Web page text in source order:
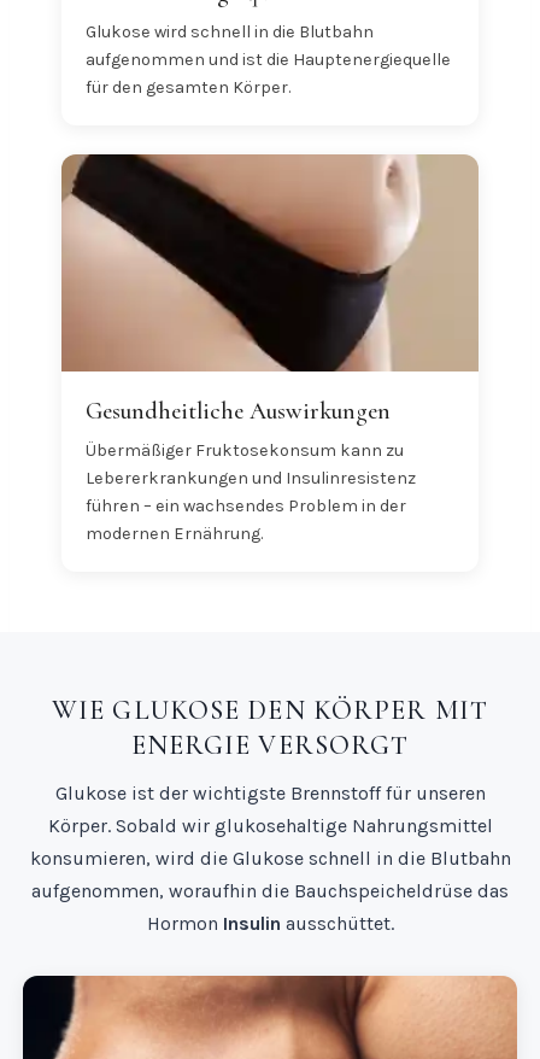
Glukose wird schnell in die Blutbahn
aufgenommen und ist die Hauptenergiequelle
für den gesamten Körper.
Gesundheitliche Auswirkungen
Übermäßiger Fruktosekonsum kann zu
Lebererkrankungen und Insulinresistenz
führen – ein wachsendes Problem in der
modernen Ernährung.
WIE GLUKOSE DEN KÖRPER MIT
ENERGIE VERSORGT
Glukose ist der wichtigste Brennstoff für unseren
Körper. Sobald wir glukosehaltige Nahrungsmittel
konsumieren, wird die Glukose schnell in die Blutbahn
aufgenommen, woraufhin die Bauchspeicheldrüse das
Hormon Insulin ausschüttet.